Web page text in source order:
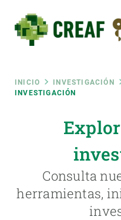
contenido
principal
Ruta
INICIO INVESTIGACIÓN
INVESTIGACIÓN
Consulta
herramientas,
RRSS
SOBRE NOSOTROS